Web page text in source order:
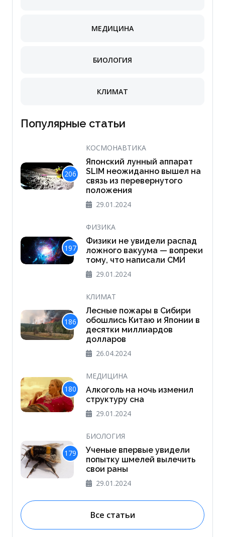
МЕДИЦИНА
БИОЛОГИЯ
КЛИМАТ
Популярные статьи
206
КОСМОНАВТИКА
Японский лунный аппарат
SLIM неожиданно вышел на
связь из перевернутого
положения
29.01.2024
197
ФИЗИКА
Физики не увидели распад
ложного вакуума — вопреки
тому, что написали СМИ
29.01.2024
186
КЛИМАТ
Лесные пожары в Сибири
обошлись Китаю и Японии в
десятки миллиардов
долларов
26.04.2024
180
МЕДИЦИНА
Алкоголь на ночь изменил
структуру сна
29.01.2024
179
БИОЛОГИЯ
Ученые впервые увидели
попытку шмелей вылечить
свои раны
29.01.2024
Все статьи